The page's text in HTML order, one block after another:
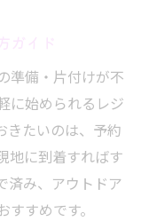
準備・片付けが不
に始められるレジ
きたいのは、予約
地に到着すればす
済み、アウトドア
すめです。